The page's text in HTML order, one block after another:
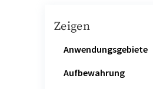
Zeigen
Anwendungsgebiete
Aufbewahrung